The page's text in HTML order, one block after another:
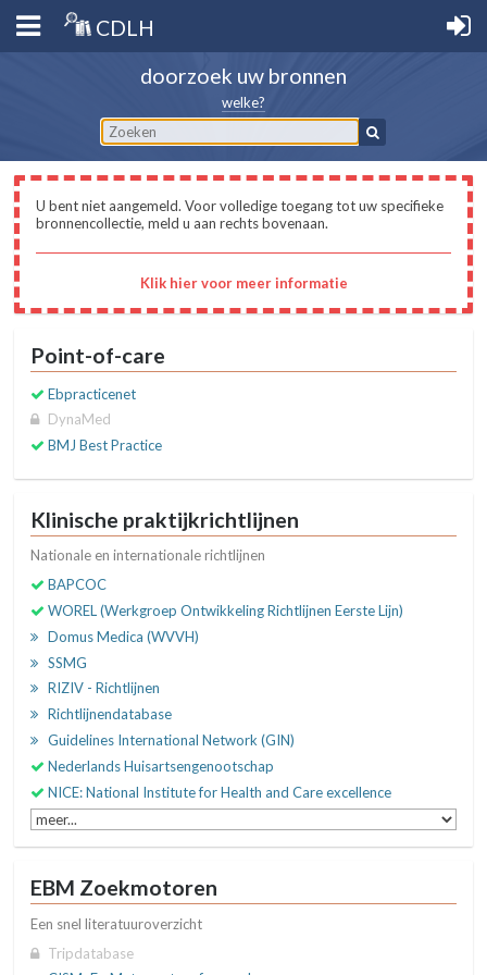
CDLH
doorzoek uw bronnen
welke?
U bent niet aangemeld. Voor volledige toegang tot uw specifieke
bronnencollectie, meld u aan rechts bovenaan.
Klik hier voor meer informatie
Point-of-care
Ebpracticenet
DynaMed
BMJ Best Practice
Klinische praktijkrichtlijnen
Nationale en internationale richtlijnen
BAPCOC
WOREL (Werkgroep Ontwikkeling Richtlijnen Eerste Lijn)
Domus Medica (WVVH)
SSMG
RIZIV - Richtlijnen
Richtlijnendatabase
Guidelines International Network (GIN)
Nederlands Huisartsengenootschap
NICE: National Institute for Health and Care excellence
EBM Zoekmotoren
Een snel literatuuroverzicht
Tripdatabase